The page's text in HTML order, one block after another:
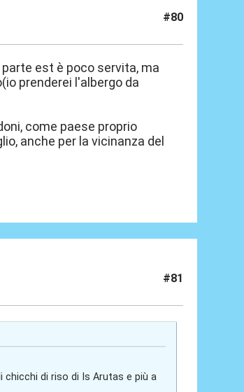
#80
est è poco servita, ma
prenderei l'albergo da
come paese proprio
anche per la vicinanza del
#81
di riso di Is Arutas e più a